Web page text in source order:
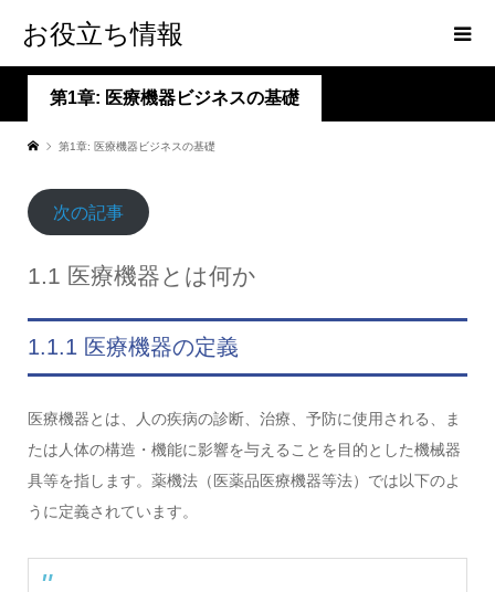
お役立ち情報
第1章: 医療機器ビジネスの基礎
第1章: 医療機器ビジネスの基礎
次の記事
1.1 医療機器とは何か
1.1.1 医療機器の定義
医療機器とは、人の疾病の診断、治療、予防に使用される、ま
たは人体の構造・機能に影響を与えることを目的とした機械器
具等を指します。薬機法（医薬品医療機器等法）では以下のよ
うに定義されています。